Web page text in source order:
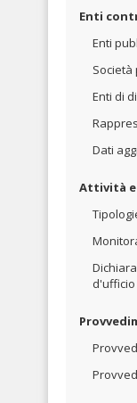
Enti
Enti
Società
Enti di
Dati
Attività